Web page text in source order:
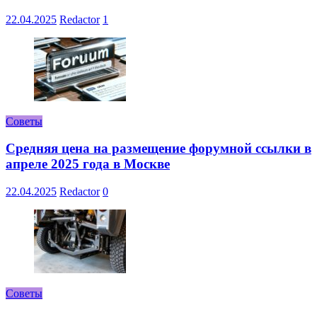
22.04.2025 Redactor 1
Советы
Средняя цена на размещение форумной ссылки в
апреле 2025 года в Москве
22.04.2025 Redactor 0
Советы